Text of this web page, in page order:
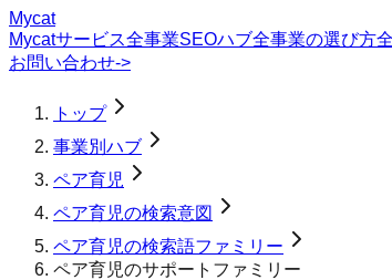
Mycat
Mycatサービス全事業SEOハブ全事業の選び方
お問い合わせ->
トップ
事業別ハブ
ペア育児
ペア育児の検索意図
ペア育児の検索語ファミリー
ペア育児のサポートファミリー